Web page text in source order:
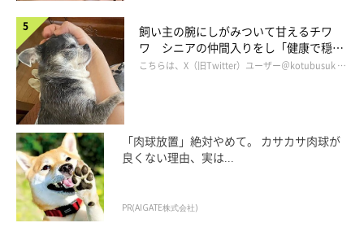
飼い主の腕にしがみついて甘えるチワ
ワ シニアの仲間入りをし「健康で穏や
かな暮らしが続いてほしい」と願う
こちらは、X（旧Twitter）ユーザー＠kotubusuk …
「肉球放置」絶対やめて。 カサカサ肉球が
良くない理由、実は...
PR(AIGATE株式会社)